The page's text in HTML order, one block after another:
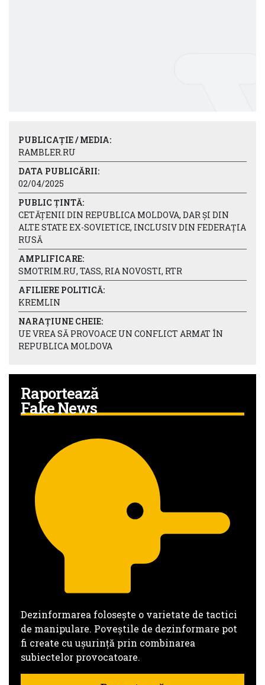
PUBLICAȚIE / MEDIA:
RAMBLER.RU
DATA PUBLICĂRII:
02/04/2025
PUBLIC ȚINTĂ:
CETĂȚENII DIN REPUBLICA MOLDOVA, DAR ȘI DIN
ALTE STATE EX-SOVIETICE, INCLUSIV DIN FEDERAȚIA
RUSĂ
AMPLIFICARE:
SMOTRIM.RU, TASS, RIA NOVOSTI, RTR
AFILIERE POLITICĂ:
KREMLIN
NARAȚIUNE CHEIE:
UE VREA SĂ PROVOACE UN CONFLICT ARMAT ÎN
REPUBLICA MOLDOVA
Raportează
Fake News
Dezinformarea folosește o varietate de tactici
de manipulare. Poveștile de dezinformare pot
fi create cu ușurință prin combinarea
subiectelor provocatoare.